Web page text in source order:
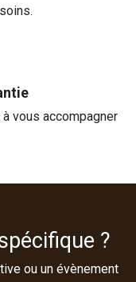
vous accompagner
?
ou un évènement